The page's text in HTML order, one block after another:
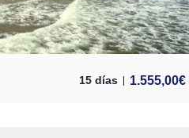
15 días 1.555,00€